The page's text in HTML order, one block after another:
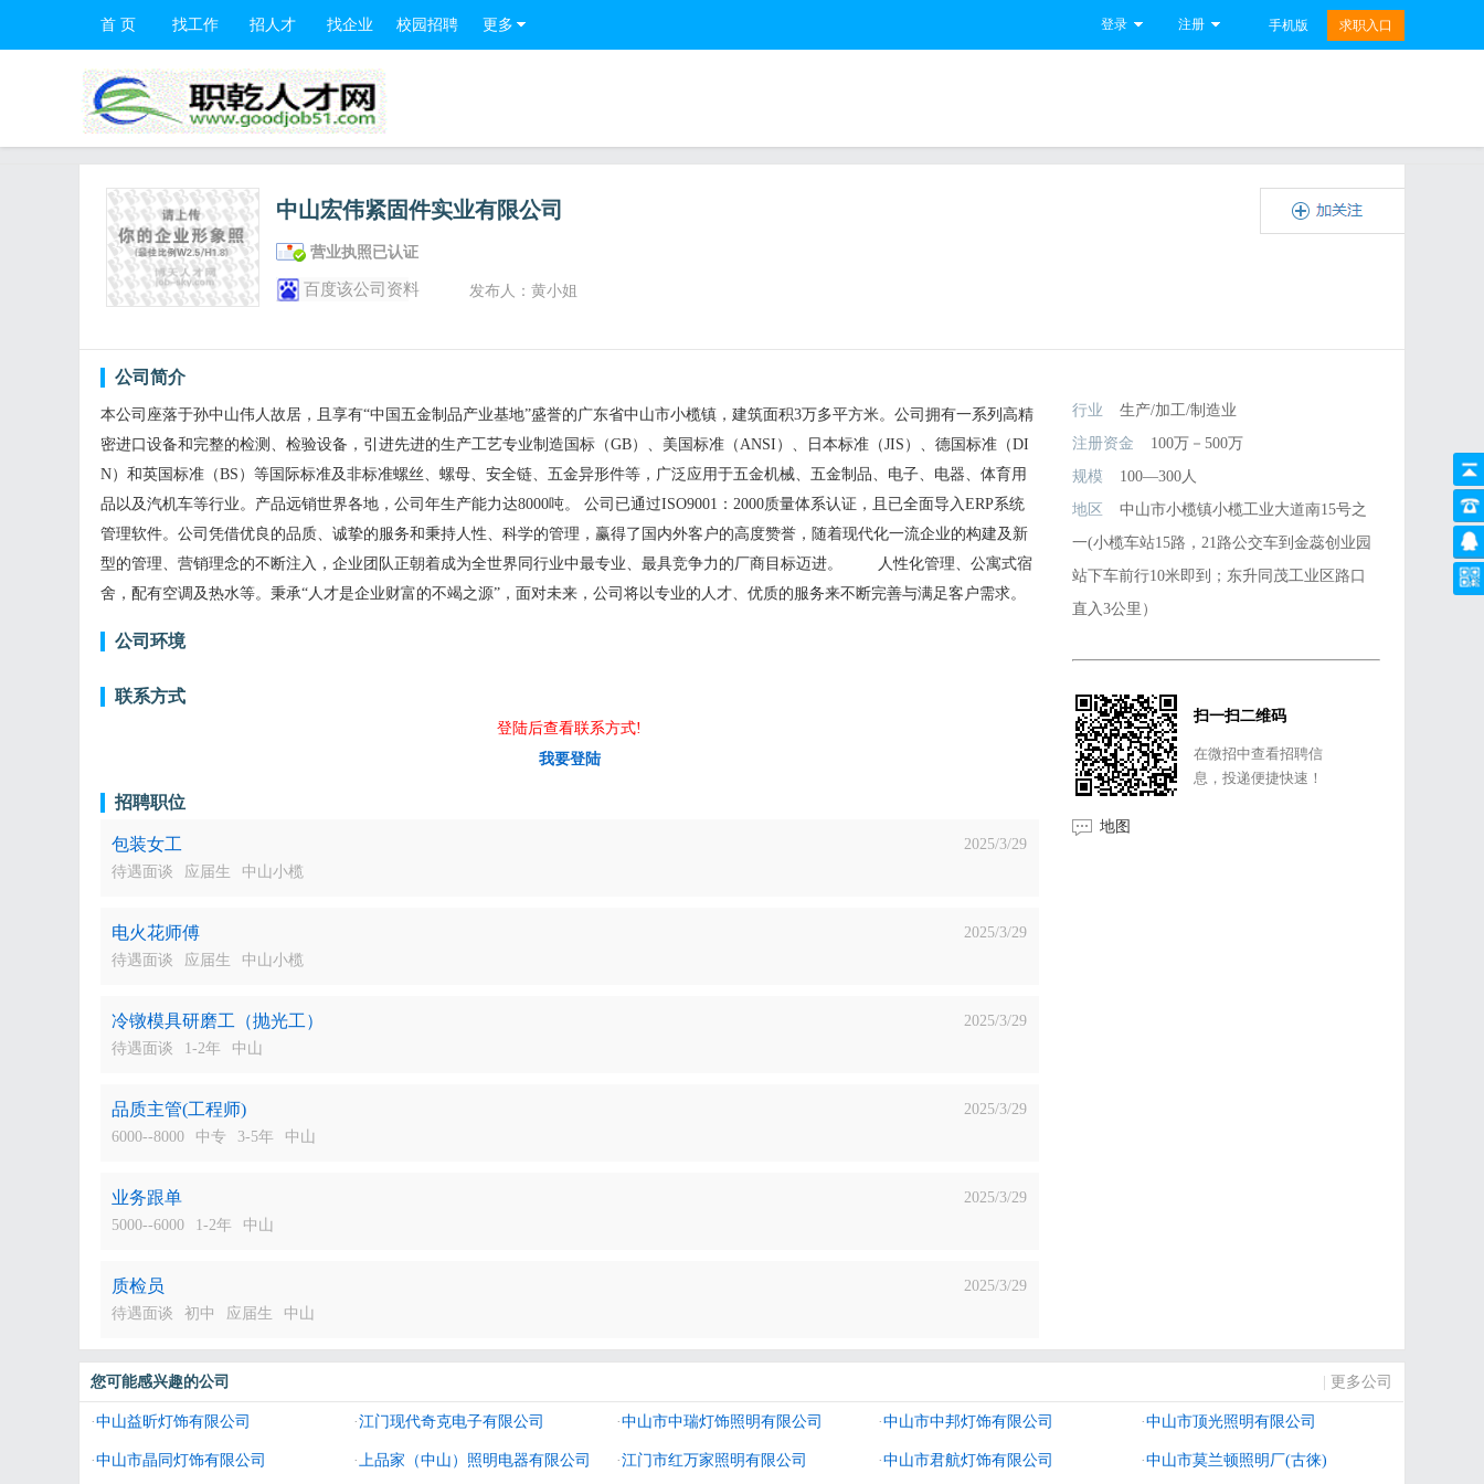
首 页 找工作 招人才 找企业 校园招聘 更多 手机版 求职入口
注册
登录
中山宏伟紧固件实业有限公司
营业执照已认证
百度该公司资料 发布人：黄小姐
公司简介
本公司座落于孙中山伟人故居，且享有“中国五金制品产业基地”盛誉的广东省中山市小榄镇，建筑面积3万多平方米。公司拥有一系列高精
密进口设备和完整的检测、检验设备，引进先进的生产工艺专业制造国标（GB）、美国标准（ANSI）、日本标准（JIS）、德国标准（DI
N）和英国标准（BS）等国际标准及非标准螺丝、螺母、安全链、五金异形件等，广泛应用于五金机械、五金制品、电子、电器、体育用
品以及汽机车等行业。产品远销世界各地，公司年生产能力达8000吨。 公司已通过ISO9001：2000质量体系认证，且已全面导入ERP系统
管理软件。公司凭借优良的品质、诚挚的服务和秉持人性、科学的管理，赢得了国内外客户的高度赞誉，随着现代化一流企业的构建及新
型的管理、营销理念的不断注入，企业团队正朝着成为全世界同行业中最专业、最具竞争力的厂商目标迈进。 人性化管理、公寓式宿
舍，配有空调及热水等。秉承“人才是企业财富的不竭之源”，面对未来，公司将以专业的人才、优质的服务来不断完善与满足客户需求。
公司环境
联系方式
登陆后查看联系方式!
我要登陆
招聘职位
包装女工
2025/3/29
待遇面谈
应届生 中山小榄
电火花师傅
2025/3/29
待遇面谈
应届生 中山小榄
冷镦模具研磨工（抛光工）
2025/3/29
待遇面谈
1-2年 中山
品质主管(工程师)
2025/3/29
6000--8000
中专 3-5年 中山
业务跟单
2025/3/29
5000--6000
1-2年 中山
质检员
2025/3/29
待遇面谈
初中 应届生 中山
行业
生产/加工/制造业
注册资金
100万－500万
规模
100—300人
地区
中山市小榄镇小榄工业大道南15号之
一(小榄车站15路，21路公交车到金蕊创业园
站下车前行10米即到；东升同茂工业区路口
直入3公里）
扫一扫二维码
在微招中查看招聘信
息，投递便捷快速！
地图
您可能感兴趣的公司 更多公司
·中山益昕灯饰有限公司 ·江门现代奇克电子有限公司 ·中山市中瑞灯饰照明有限公司 ·中山市中邦灯饰有限公司 ·中山市顶光照明有限公司
·中山市晶同灯饰有限公司 ·上品家（中山）照明电器有限公司 ·江门市红万家照明有限公司 ·中山市君航灯饰有限公司 ·中山市莫兰顿照明厂(古徕)